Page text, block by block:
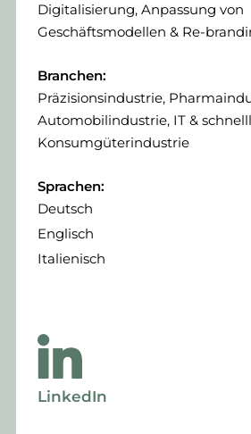
Digitalisierung, Anpassung von
Geschäftsmodellen & Re-
Branchen:
Präzisionsindustrie,
Automobilindustrie, IT &
Konsumgüterindustrie
Sprachen:
Deutsch
Englisch
Italienisch
LinkedIn